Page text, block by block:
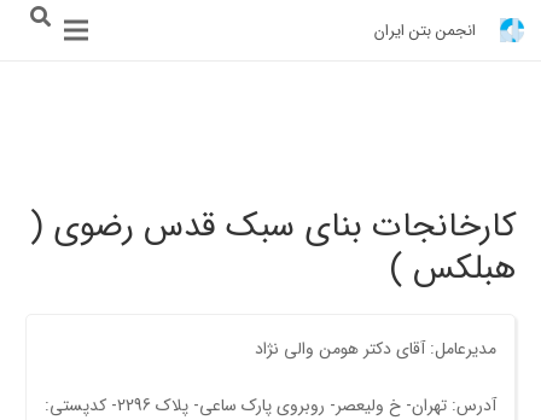
انجمن بتن ایران
کارخانجات بنای سبک قدس رضوی (
هبلکس )
مدیرعامل: آقای دکتر هومن والی نژاد
آدرس: تهران- خ وليعصر- روبروی پارک ساعی- پلاک 2296- کدپستی: